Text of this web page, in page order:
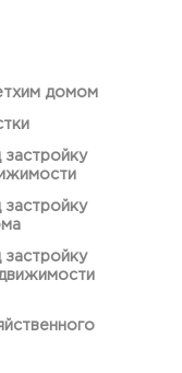
домом
застройку
застройку
застройку